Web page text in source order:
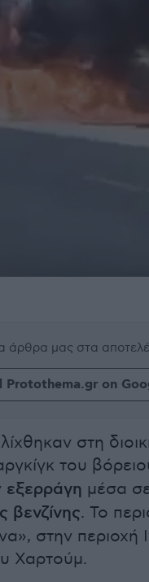
άρθρα μας στα
Protothema.gr on
στη
του
εξερράγη μέσα
βενζίνης. Το
στην περιοχή
Χαρτούμ.